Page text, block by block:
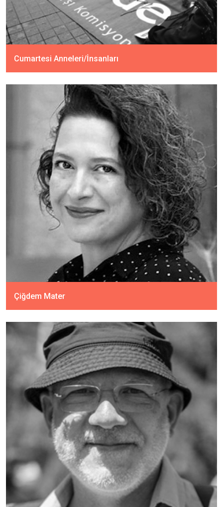
Cumartesi Anneleri/İnsanları
Çiğdem Mater